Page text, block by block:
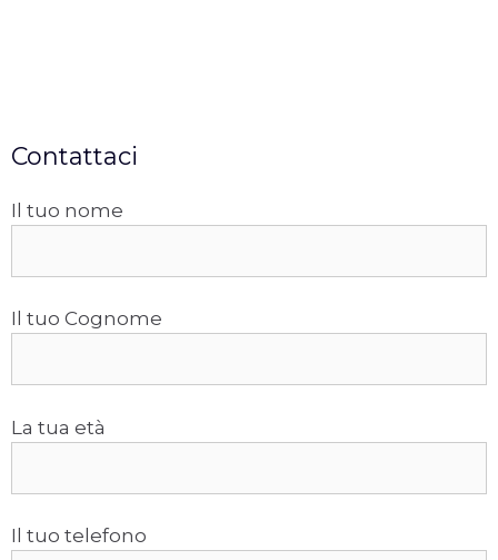
Contattaci
Il tuo nome
Il tuo Cognome
La tua età
Il tuo telefono